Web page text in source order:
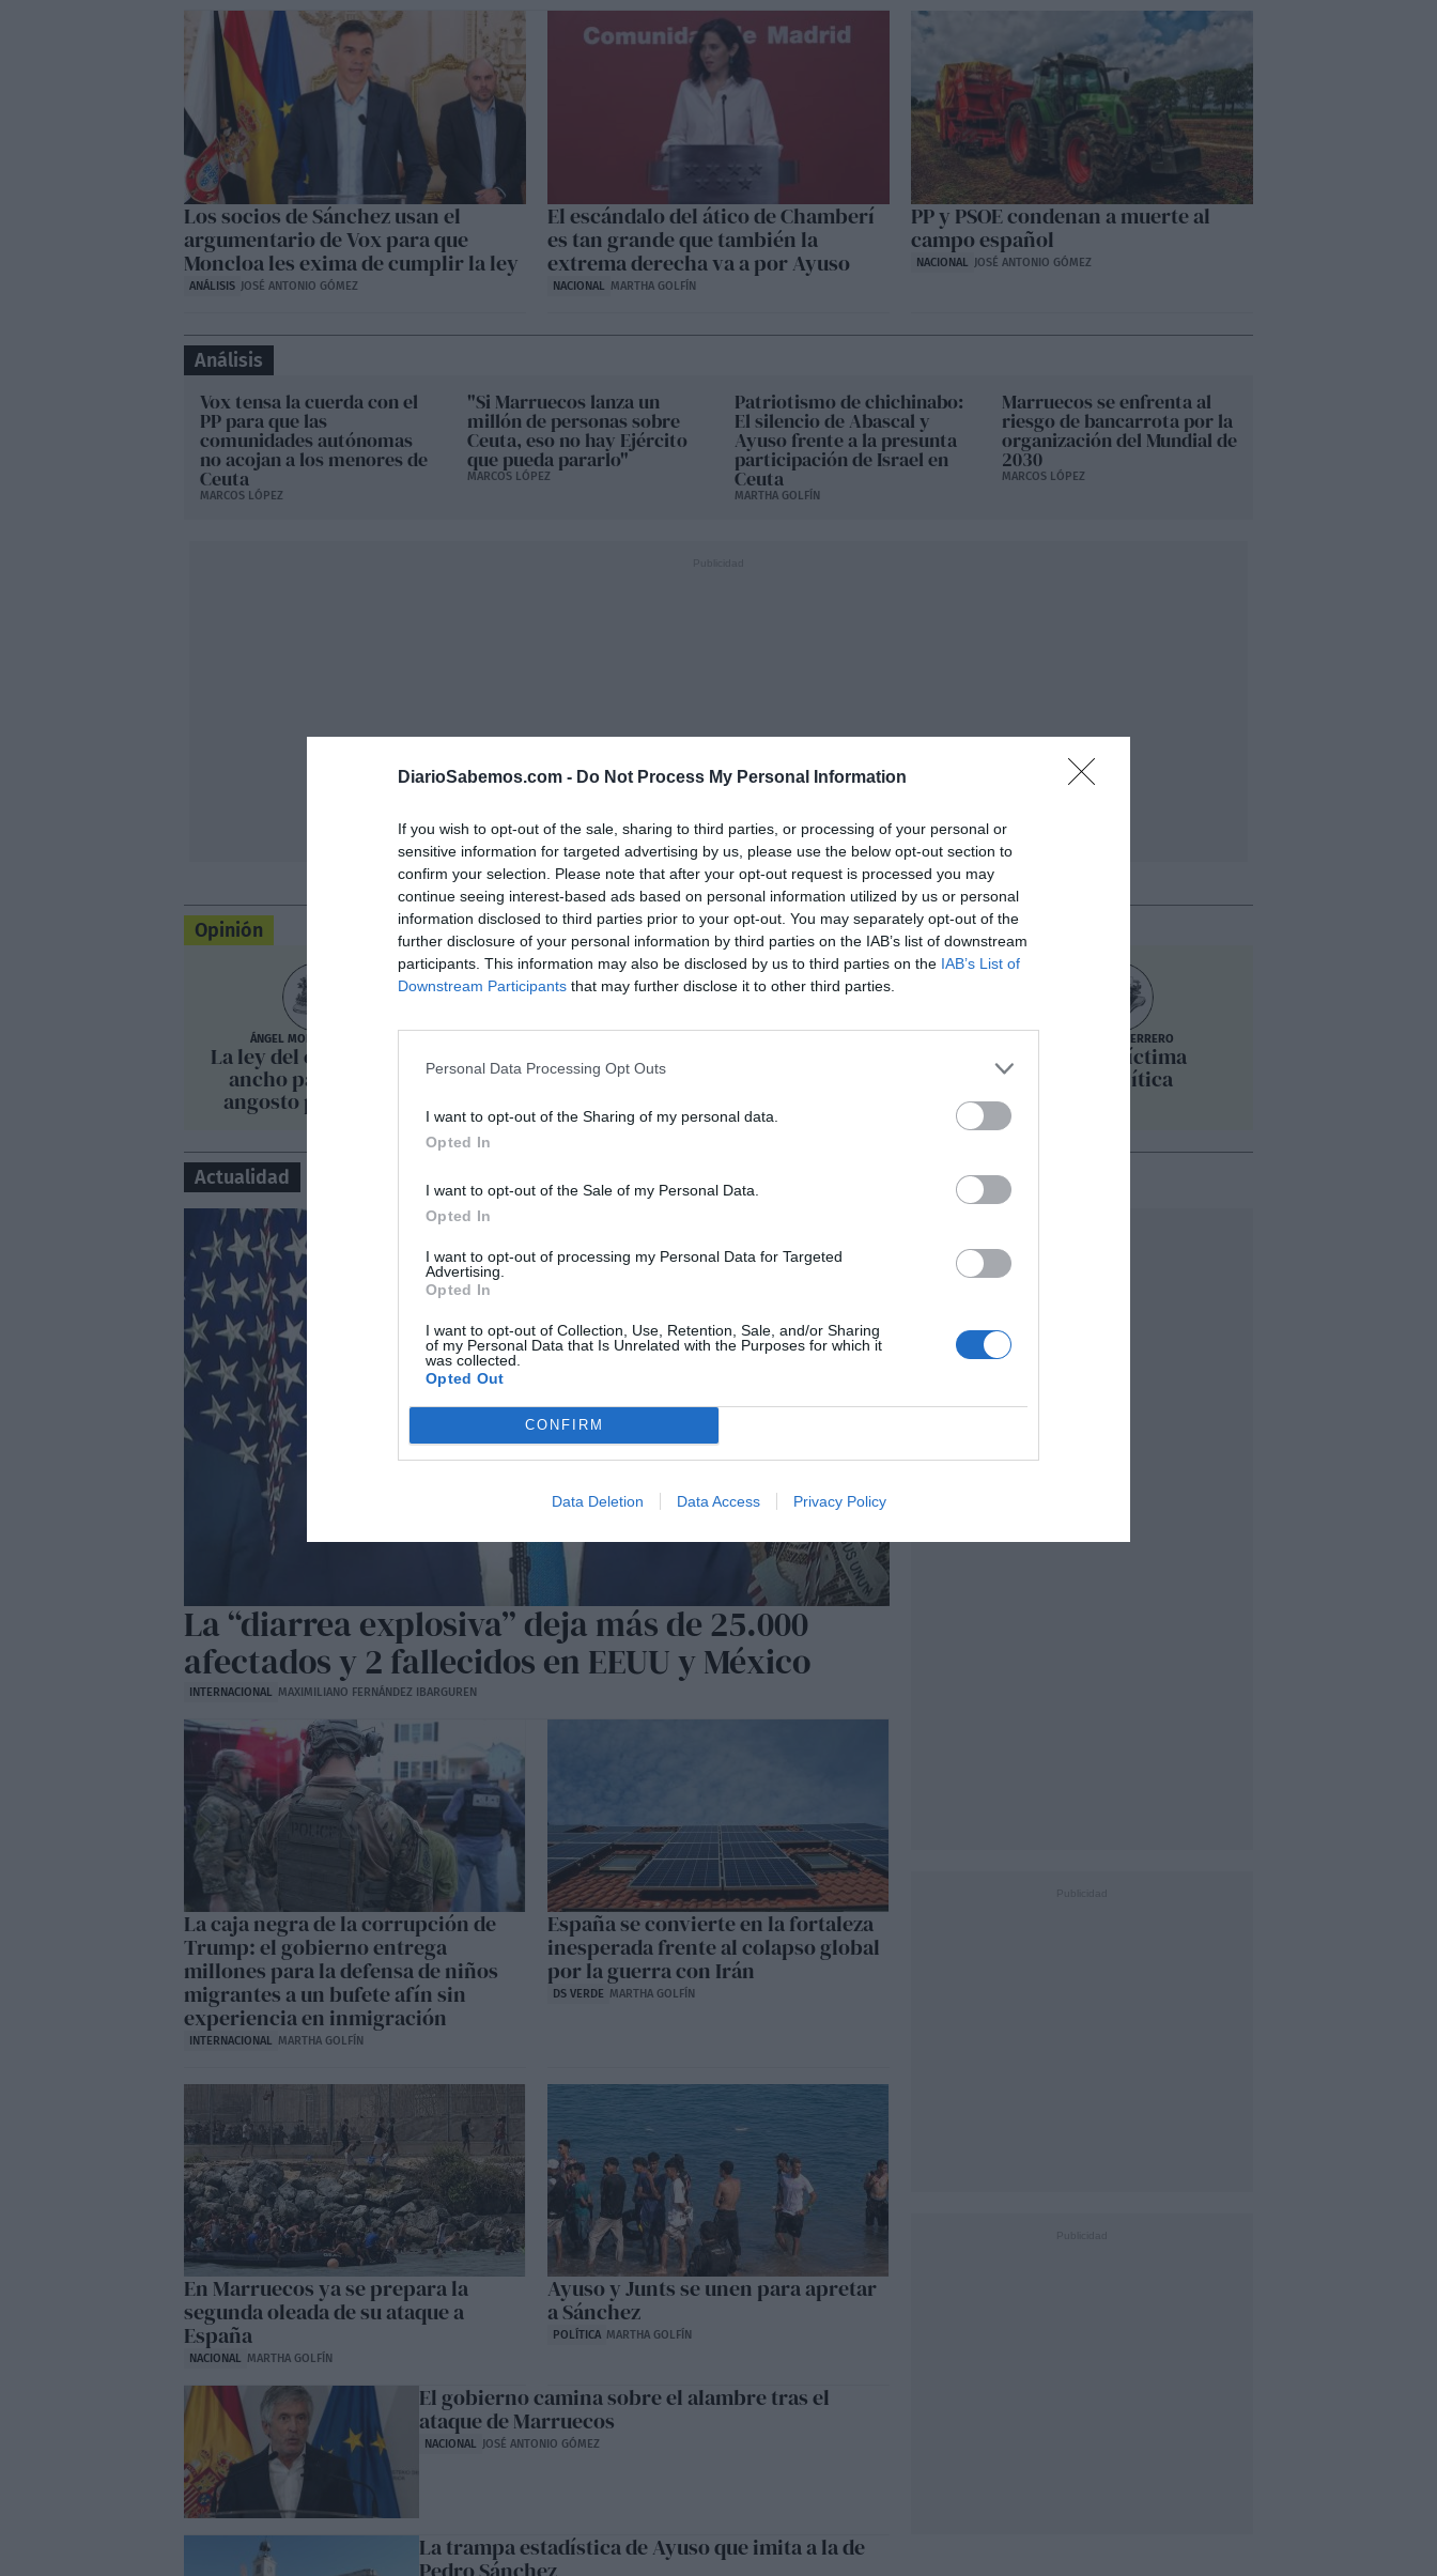
DiarioSabemos.com - Do Not Process My Personal Information
If you wish to opt-out of the sale, sharing to third parties, or processing of your personal or
sensitive information for targeted advertising by us, please use the below opt-out section to
confirm your selection. Please note that after your opt-out request is processed you may
continue seeing interest-based ads based on personal information utilized by us or personal
information disclosed to third parties prior to your opt-out. You may separately opt-out of the
further disclosure of your personal information by third parties on the IAB’s list of downstream
participants. This information may also be disclosed by us to third parties on the IAB’s List of
Downstream Participants that may further disclose it to other third parties.
Personal Data Processing Opt Outs
I want to opt-out of the Sharing of my personal data.
Opted In
I want to opt-out of the Sale of my Personal Data.
Opted In
I want to opt-out of processing my Personal Data for Targeted
Advertising.
Opted In
I want to opt-out of Collection, Use, Retention, Sale, and/or Sharing
of my Personal Data that Is Unrelated with the Purposes for which it
was collected.
Opted Out
CONFIRM
Data Deletion Data Access Privacy Policy
Los socios de Sánchez usan el
argumentario de Vox para que
Moncloa les exima de cumplir la ley
ANÁLISIS JOSÉ ANTONIO GÓMEZ
El escándalo del ático de Chamberí
es tan grande que también la
extrema derecha va a por Ayuso
NACIONAL MARTHA GOLFÍN
PP y PSOE condenan a muerte al
campo español
NACIONAL JOSÉ ANTONIO GÓMEZ
Análisis
Vox tensa la cuerda con el
PP para que las
comunidades autónomas
no acojan a los menores de
Ceuta
MARCOS LÓPEZ
"Si Marruecos lanza un
millón de personas sobre
Ceuta, eso no hay Ejército
que pueda pararlo"
MARCOS LÓPEZ
Patriotismo de chichinabo:
El silencio de Abascal y
Ayuso frente a la presunta
participación de Israel en
Ceuta
MARTHA GOLFÍN
Marruecos se enfrenta al
riesgo de bancarrota por la
organización del Mundial de
2030
MARCOS LÓPEZ
Opinión
ÁNGEL MORILLO TRIVIÑO
La ley del embudo: "Lo
ancho pa' ellos y lo
angosto pa' uno" (II)
Con muertos y vueltos,
la 'mafia' yanqui contra
ANTONIO GUERRERO
Ceuta, víctima
geopolítica
Actualidad
La “diarrea explosiva” deja más de 25.000
afectados y 2 fallecidos en EEUU y México
INTERNACIONAL MAXIMILIANO FERNÁNDEZ IBARGUREN
La caja negra de la corrupción de
Trump: el gobierno entrega
millones para la defensa de niños
migrantes a un bufete afín sin
experiencia en inmigración
INTERNACIONAL MARTHA GOLFÍN
España se convierte en la fortaleza
inesperada frente al colapso global
por la guerra con Irán
DS VERDE MARTHA GOLFÍN
En Marruecos ya se prepara la
segunda oleada de su ataque a
España
NACIONAL MARTHA GOLFÍN
Ayuso y Junts se unen para apretar
a Sánchez
POLÍTICA MARTHA GOLFÍN
El gobierno camina sobre el alambre tras el
ataque de Marruecos
NACIONAL JOSÉ ANTONIO GÓMEZ
La trampa estadística de Ayuso que imita a la de